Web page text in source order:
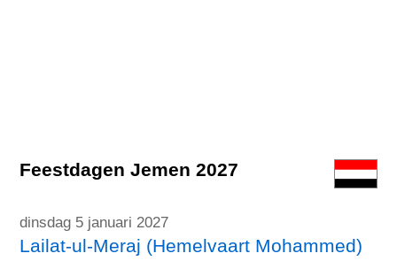
Feestdagen Jemen 2027
dinsdag 5 januari 2027
Lailat-ul-Meraj (Hemelvaart Mohammed)